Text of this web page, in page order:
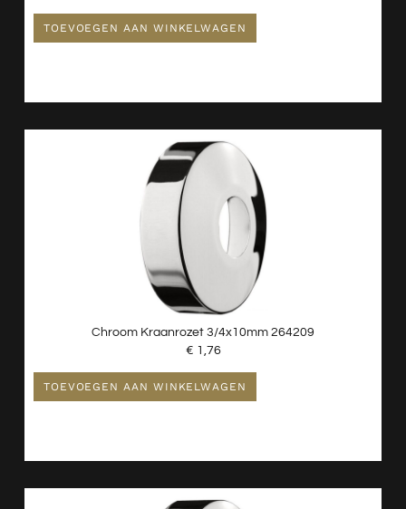
TOEVOEGEN AAN WINKELWAGEN
Chroom Kraanrozet 3/4x10mm 264209
€ 1,76
TOEVOEGEN AAN WINKELWAGEN